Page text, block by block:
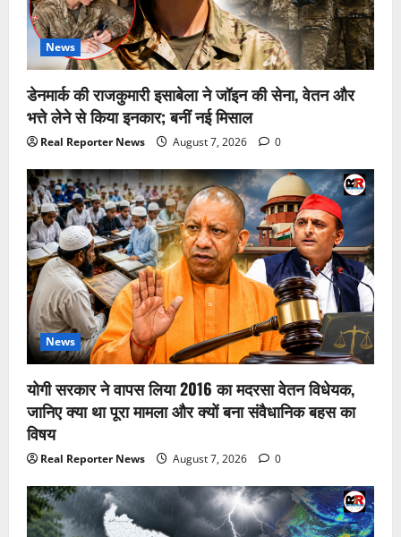
News
डेनमार्क की राजकुमारी इसाबेला ने जॉइन की सेना, वेतन और
भत्ते लेने से किया इनकार; बनीं नई मिसाल
Real Reporter News August 7, 2026 0
News
योगी सरकार ने वापस लिया 2016 का मदरसा वेतन विधेयक,
जानिए क्या था पूरा मामला और क्यों बना संवैधानिक बहस का
विषय
Real Reporter News August 7, 2026 0